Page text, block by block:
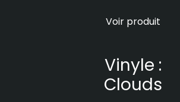
Voir produit
Vinyle :
Clouds